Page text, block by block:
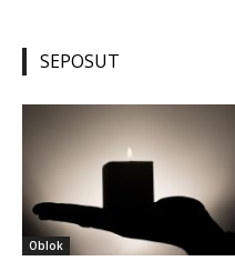
SEPOSUT
Oblok